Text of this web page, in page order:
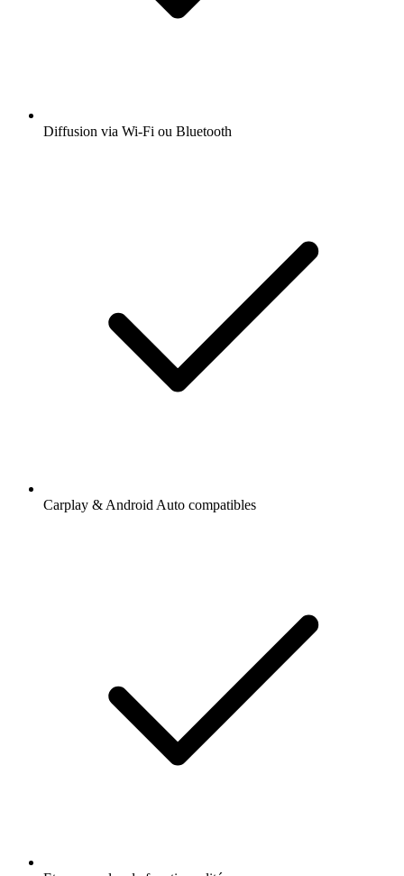
Diffusion via Wi-Fi ou Bluetooth
Carplay & Android Auto compatibles